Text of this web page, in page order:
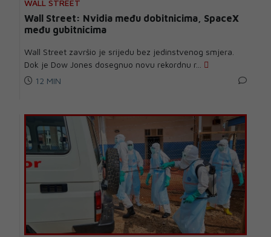
WALL STREET
Wall Street: Nvidia među dobitnicima, SpaceX
među gubitnicima
Wall Street završio je srijedu bez jedinstvenog smjera.
Dok je Dow Jones dosegnuo novu rekordnu r...
12 MIN